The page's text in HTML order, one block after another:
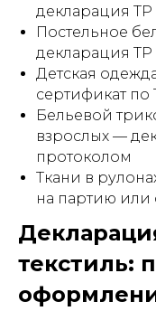
декларация ТР
Постельное
декларация ТР
Детская
сертификат по
Бельевой
взрослых —
протоколом
Ткани в
на партию
текстиль: